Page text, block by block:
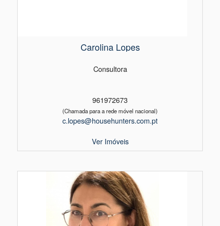
Carolina Lopes
Consultora
961972673
(Chamada para a rede móvel nacional)
c.lopes@househunters.com.pt
Ver Imóveis